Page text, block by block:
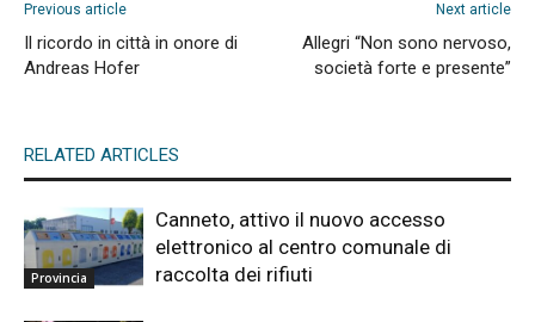
Previous article
Il ricordo in città in onore di
Andreas Hofer
Next article
Allegri “Non sono nervoso,
società forte e presente”
RELATED ARTICLES
Provincia
Canneto, attivo il nuovo accesso
elettronico al centro comunale di
raccolta dei rifiuti